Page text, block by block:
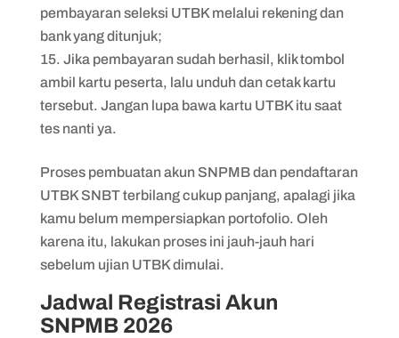
pembayaran seleksi UTBK melalui rekening dan
bank yang ditunjuk;
Jika pembayaran sudah berhasil, klik tombol
ambil kartu peserta, lalu unduh dan cetak kartu
tersebut. Jangan lupa bawa kartu UTBK itu saat
tes nanti ya.
Proses pembuatan akun SNPMB dan pendaftaran
UTBK SNBT terbilang cukup panjang, apalagi jika
kamu belum mempersiapkan portofolio. Oleh
karena itu, lakukan proses ini jauh-jauh hari
sebelum ujian UTBK dimulai.
Jadwal Registrasi Akun
SNPMB 2026